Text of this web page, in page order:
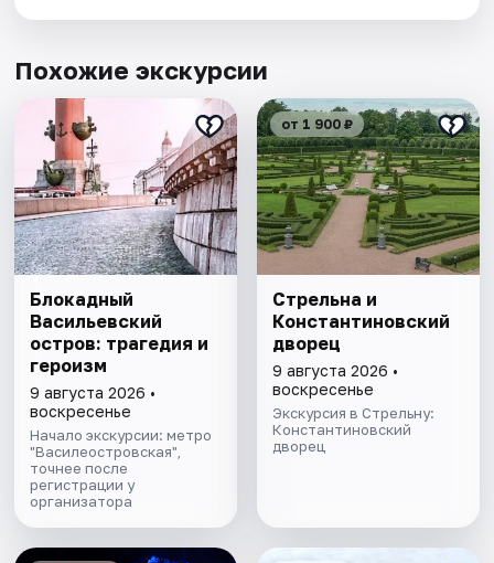
Похожие экскурсии
Блокадный
Васильевский
остров: трагедия и
героизм
9 августа 2026 •
воскресенье
Начало экскурсии: метро
"Василеостровская",
точнее после
регистрации у
организатора
от 1 900 ₽
Стрельна и
Константиновский
дворец
9 августа 2026 •
воскресенье
Экскурсия в Стрельну:
Константиновский
дворец